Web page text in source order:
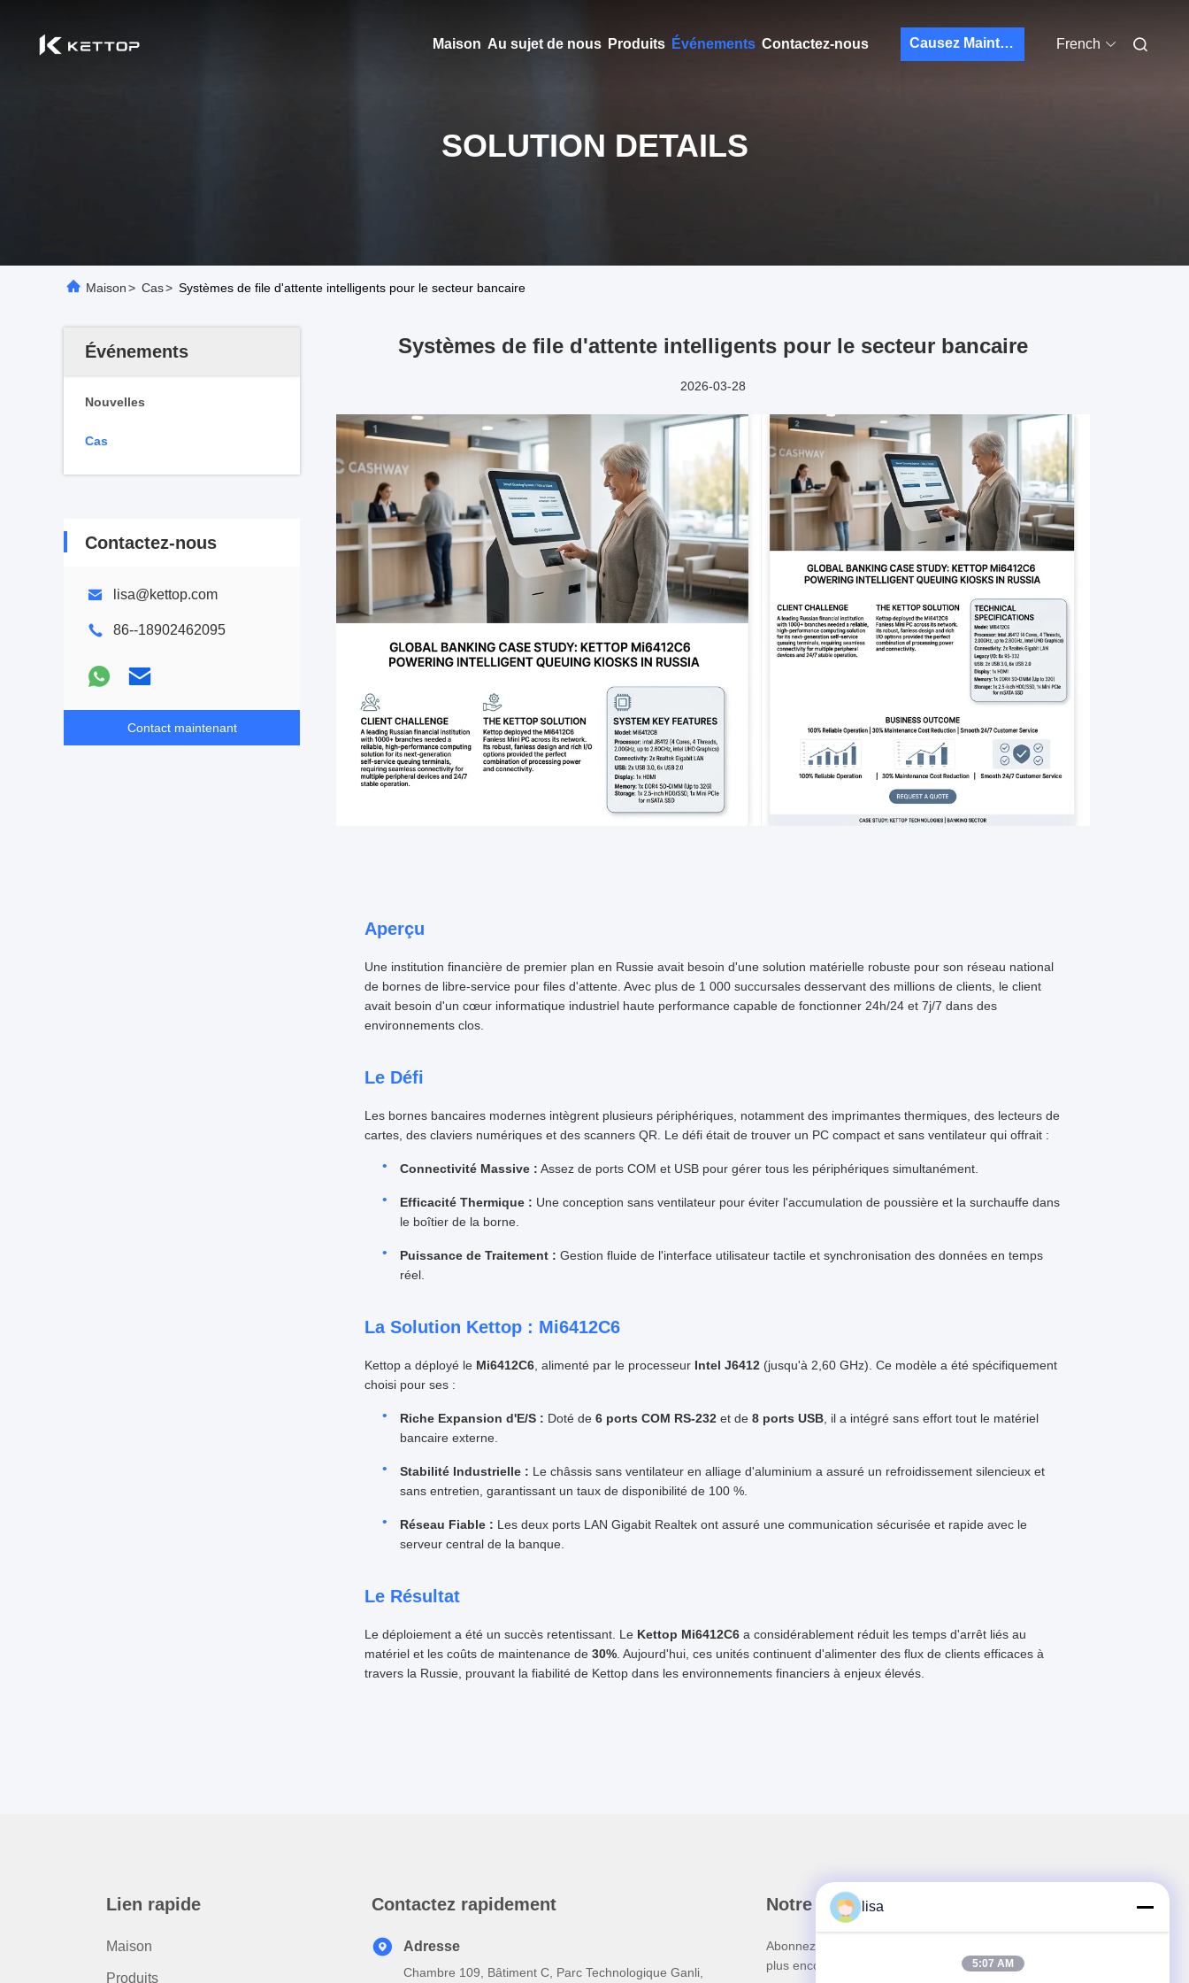
Maison Au sujet de nous Produits Événements Contactez-nous Causez Maintenant French
SOLUTION DETAILS
Maison> Cas> Systèmes de file d'attente intelligents pour le secteur bancaire
Événements
Nouvelles
Cas
Contactez-nous
lisa@kettop.com
86--18902462095
Contact maintenant
Systèmes de file d'attente intelligents pour le secteur bancaire
2026-03-28
Aperçu
Une institution financière de premier plan en Russie avait besoin d'une solution matérielle robuste pour son réseau national
de bornes de libre-service pour files d'attente. Avec plus de 1 000 succursales desservant des millions de clients, le client
avait besoin d'un cœur informatique industriel haute performance capable de fonctionner 24h/24 et 7j/7 dans des
environnements clos.
Le Défi
Les bornes bancaires modernes intègrent plusieurs périphériques, notamment des imprimantes thermiques, des lecteurs de
cartes, des claviers numériques et des scanners QR. Le défi était de trouver un PC compact et sans ventilateur qui offrait :
Connectivité Massive : Assez de ports COM et USB pour gérer tous les périphériques simultanément.
Efficacité Thermique : Une conception sans ventilateur pour éviter l'accumulation de poussière et la surchauffe dans
le boîtier de la borne.
Puissance de Traitement : Gestion fluide de l'interface utilisateur tactile et synchronisation des données en temps
réel.
La Solution Kettop : Mi6412C6
Kettop a déployé le Mi6412C6, alimenté par le processeur Intel J6412(jusqu'à 2,60 GHz). Ce modèle a été spécifiquement
choisi pour ses :
Riche Expansion d'E/S : Doté de 6 ports COM RS-232et de 8 ports USB, il a intégré sans effort tout le matériel
bancaire externe.
Stabilité Industrielle : Le châssis sans ventilateur en alliage d'aluminium a assuré un refroidissement silencieux et
sans entretien, garantissant un taux de disponibilité de 100 %.
Réseau Fiable : Les deux ports LAN Gigabit Realtek ont assuré une communication sécurisée et rapide avec le
serveur central de la banque.
Le Résultat
Le déploiement a été un succès retentissant. Le Kettop Mi6412C6a considérablement réduit les temps d'arrêt liés au
matériel et les coûts de maintenance de 30%. Aujourd'hui, ces unités continuent d'alimenter des flux de clients efficaces à
travers la Russie, prouvant la fiabilité de Kettop dans les environnements financiers à enjeux élevés.
Lien rapide
Maison
Produits
Contactez rapidement
Adresse
Chambre 109, Bâtiment C, Parc Technologique Ganli,
Notre newsletter
Abonnez-vous à notre newsletter pour des réductions et
plus encore.
lisa
5:07 AM